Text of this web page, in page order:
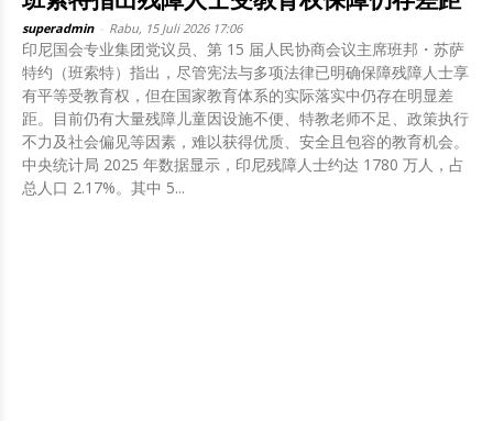
superadmin Rabu, 15 Juli 2026 17:06
印尼国会专业集团党议员、第 15 届人民协商会议主席班邦・苏萨
特约（班索特）指出，尽管宪法与多项法律已明确保障残障人士享
有平等受教育权，但在国家教育体系的实际落实中仍存在明显差
距。目前仍有大量残障儿童因设施不便、特教老师不足、政策执行
不力及社会偏见等因素，难以获得优质、安全且包容的教育机会。
中央统计局 2025 年数据显示，印尼残障人士约达 1780 万人，占
总人口 2.17%。其中 5...